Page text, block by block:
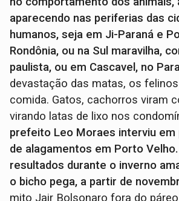
aparecendo nas periferias das
humanos, seja em Ji-Paraná e
Rondônia, ou na Sul maravilha,
paulista, ou em Cascavel, no
devastação das matas, os
comida. Gatos, cachorros viram
virando latas de lixo nos
prefeito Leo Moraes interviu
de alagamentos em Porto
resultados durante o inverno
o bicho pega, a partir de
mito Jair Bolsonaro fora do